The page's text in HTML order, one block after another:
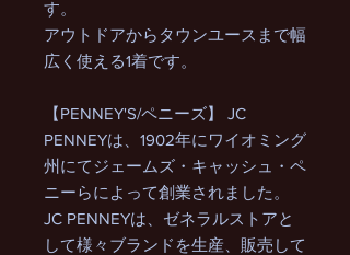
す。
アウトドアからタウンユースまで幅
広く使える1着です。
【PENNEY'S/ペニーズ】 JC
PENNEYは、1902年にワイオミング
州にてジェームズ・キャッシュ・ペ
ニーらによって創業されました。
JC PENNEYは、ゼネラルストアと
して様々ブランドを生産、販売して